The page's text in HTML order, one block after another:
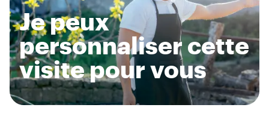
Je peux
personnaliser cette
visite pour vous